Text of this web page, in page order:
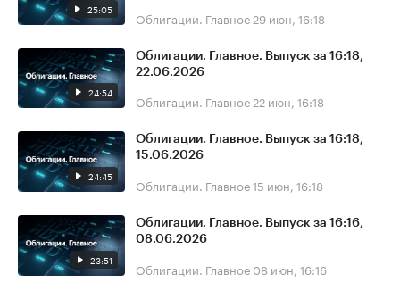
25:05 Облигации. Главное 29 июн, 16:18
24:54
Облигации. Главное. Выпуск за 16:18,
22.06.2026
Облигации. Главное 22 июн, 16:18
24:45
Облигации. Главное. Выпуск за 16:18,
15.06.2026
Облигации. Главное15 июн, 16:18
23:51
Облигации. Главное. Выпуск за 16:16,
08.06.2026
Облигации. Главное 08 июн, 16:16